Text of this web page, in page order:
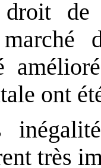
de
ont
très